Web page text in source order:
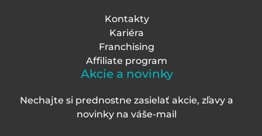
Kontakty
Kariéra
Franchising
Affiliate program
Akcie a novinky
Nechajte si prednostne zasielať akcie, zľavy a
novinky na váše-mail